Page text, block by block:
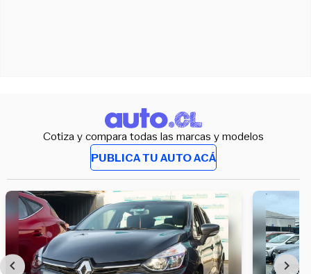
Cotiza y compara todas las marcas y modelos
PUBLICA TU AUTO ACÁ